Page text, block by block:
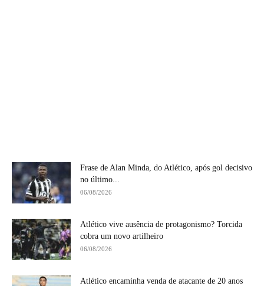
Frase de Alan Minda, do Atlético, após gol decisivo
no último...
06/08/2026
Atlético vive ausência de protagonismo? Torcida
cobra um novo artilheiro
06/08/2026
Atlético encaminha venda de atacante de 20 anos